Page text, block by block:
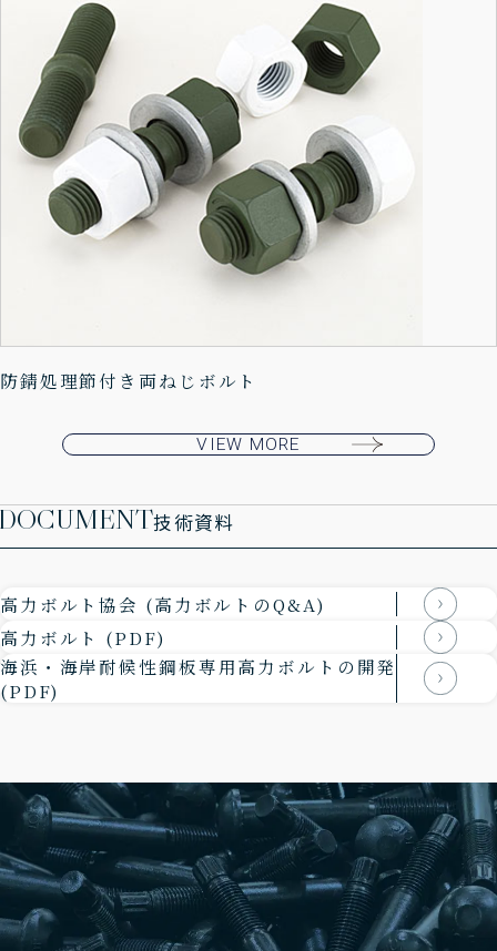
防錆処理節付き両ねじボルト
VIEW MORE
技術資料
高力ボルト協会 (高力ボルトのQ&A)
高力ボルト (PDF)
海浜・海岸耐候性鋼板専用高力ボルトの開発
(PDF)